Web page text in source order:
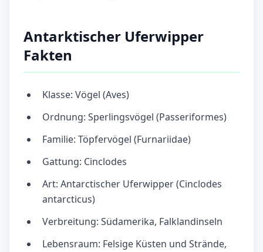
Antarktischer Uferwipper
Fakten
Klasse: Vögel (Aves)
Ordnung: Sperlingsvögel (Passeriformes)
Familie: Töpfervögel (Furnariidae)
Gattung: Cinclodes
Art: Antarctischer Uferwipper (Cinclodes
antarcticus)
Verbreitung: Südamerika, Falklandinseln
Lebensraum: Felsige Küsten und Strände,